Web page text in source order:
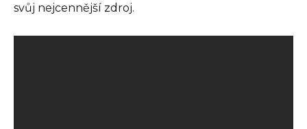
svůj nejcennější zdroj.